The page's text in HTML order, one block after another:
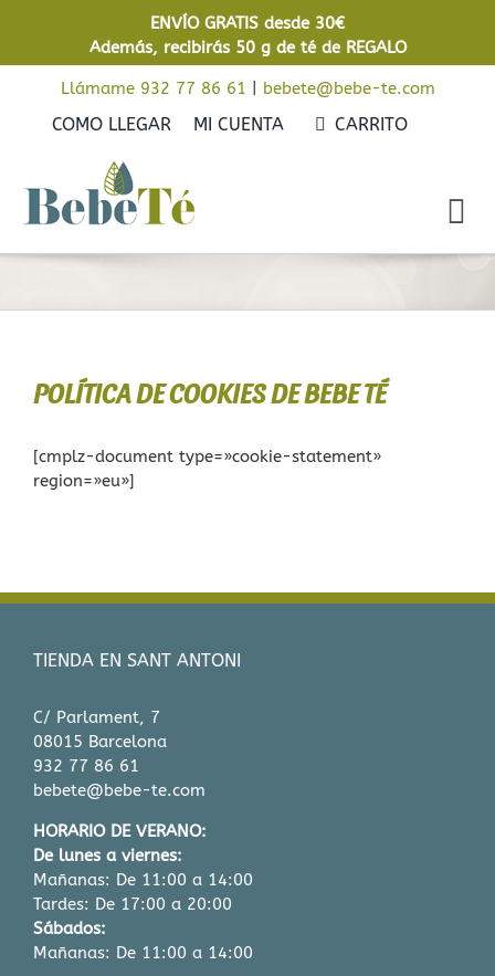
ENVÍO GRATIS desde 30€
Además, recibirás 50 g de té de REGALO
Llámame 932 77 86 61 bebete@bebe-te.com
COMO LLEGAR MI CUENTA CARRITO
Tés
Delicias
Talleres
Carrito
POLÍTICA DE COOKIES DE BEBE TÉ
[cmplz-document type=»cookie-statement»
region=»eu»]
TIENDA EN SANT ANTONI
C/ Parlament, 7
08015 Barcelona
932 77 86 61
bebete@bebe-te.com
HORARIO DE VERANO:
De lunes a viernes:
Mañanas: De 11:00 a 14:00
Tardes: De 17:00 a 20:00
Sábados:
Mañanas: De 11:00 a 14:00